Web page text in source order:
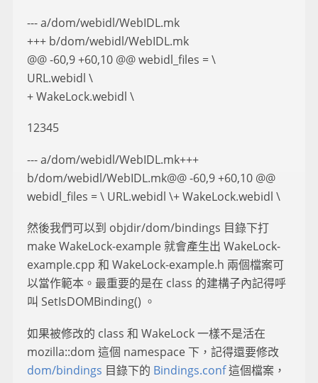
--- a/dom/webidl/WebIDL.mk
+++ b/dom/webidl/WebIDL.mk
@@ -60,9 +60,10 @@ webidl_files = \
URL.webidl \
+ WakeLock.webidl \
12345
--- a/dom/webidl/WebIDL.mk+++
b/dom/webidl/WebIDL.mk@@ -60,9 +60,10 @@
webidl_files = \ URL.webidl \+ WakeLock.webidl \
然後我們可以到 objdir/dom/bindings 目錄下打
make WakeLock-example 就會產生出 WakeLock-
example.cpp 和 WakeLock-example.h 兩個檔案可
以當作範本。最重要的是在 class 的建構子內記得呼
叫 SetIsDOMBinding() 。
如果被修改的 class 和 WakeLock 一樣不是活在
mozilla::dom 這個 namespace 下，記得還要修改
dom/bindings 目錄下的 Bindings.conf這個檔案，